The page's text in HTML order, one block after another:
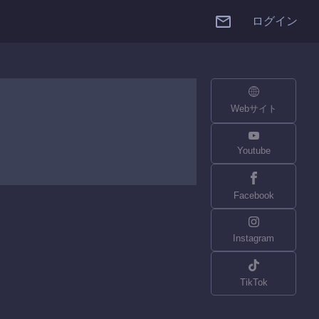
ログイン
Webサイト
Youtube
Facebook
Instagram
TikTok